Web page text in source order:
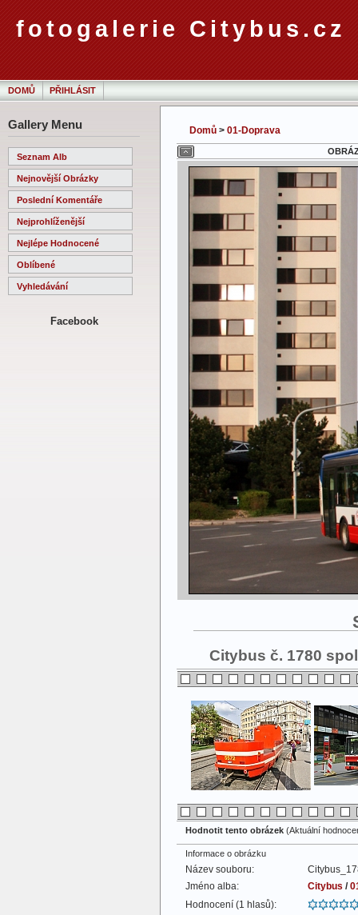
fotogalerie Citybus.cz
DOMŮ PŘIHLÁSIT
Gallery Menu
Seznam Alb
Nejnovější Obrázky
Poslední Komentáře
Nejprohlíženější
Nejlépe Hodnocené
Oblíbené
Vyhledávání
Facebook
Domů > 01-Doprava
Citybus č. 1780
Hodnotit tento obrázek (Aktuální
Informace o obrázku
Název souboru:
Jméno alba:
Citybus /
Hodnocení (1 hlasů):